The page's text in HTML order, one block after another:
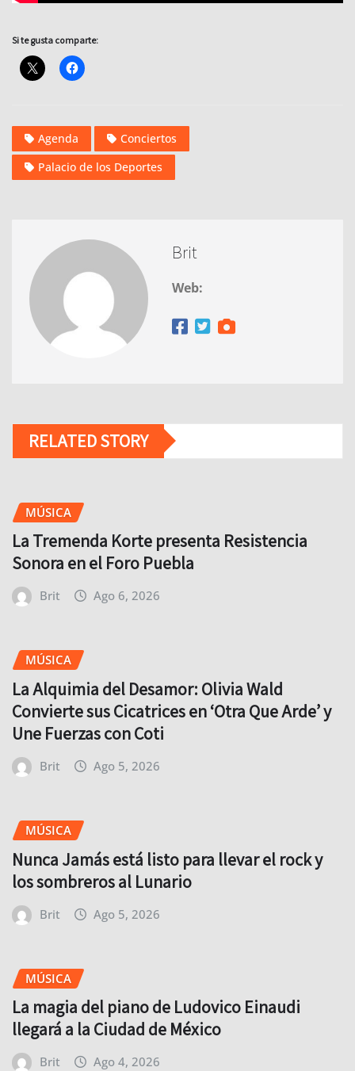
Si te gusta comparte:
Agenda
Conciertos
Palacio de los Deportes
Brit
Web:
RELATED STORY
MÚSICA
La Tremenda Korte presenta Resistencia
Sonora en el Foro Puebla
Brit Ago 6, 2026
MÚSICA
La Alquimia del Desamor: Olivia Wald
Convierte sus Cicatrices en ‘Otra Que Arde’ y
Une Fuerzas con Coti
Brit Ago 5, 2026
MÚSICA
Nunca Jamás está listo para llevar el rock y
los sombreros al Lunario
Brit Ago 5, 2026
MÚSICA
La magia del piano de Ludovico Einaudi
llegará a la Ciudad de México
Brit Ago 4, 2026